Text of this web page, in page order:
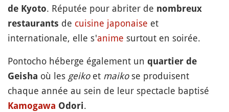
de Kyoto. Réputée pour abriter de nombreux
restaurants de cuisine japonaise et
internationale, elle s'anime surtout en soirée.
Pontocho héberge également un quartier de
Geisha où les geikoet maikose produisent
chaque année au sein de leur spectacle baptisé
Kamogawa Odori.